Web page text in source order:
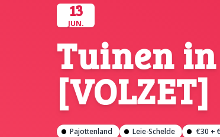
13
JUN.
Tuinen
[VOLZET]
Pajottenland Leie-Schelde €30 +